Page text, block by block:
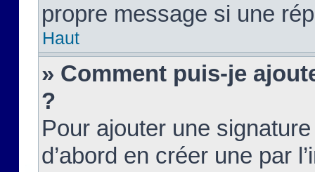
propre message si une
Haut
» Comment puis-je
?
Pour ajouter une
d’abord en créer une par